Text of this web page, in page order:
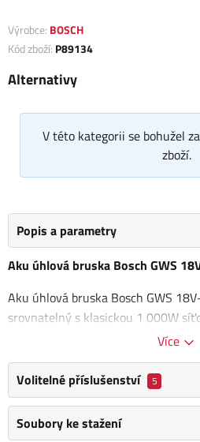
Výrobce: BOSCH
Kód zboží: P89134
Alternativy
V této kategorii se bohužel
zboží.
Popis a parametry
Aku úhlová bruska Bosch GWS
Aku úhlová bruska Bosch GWS
srovnatelný s klasickou 1 000W
bezuhlíkový motor
a dlouhotrvající práci.
Bruska je vybavena řadou
funkcí, které zajišťují maximální
Více
Volitelné příslušenství 5
Soubory ke stažení